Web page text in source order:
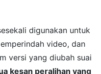
digunakan untuk
video, dan
versi yang diubah suai
kesan peralihan yang